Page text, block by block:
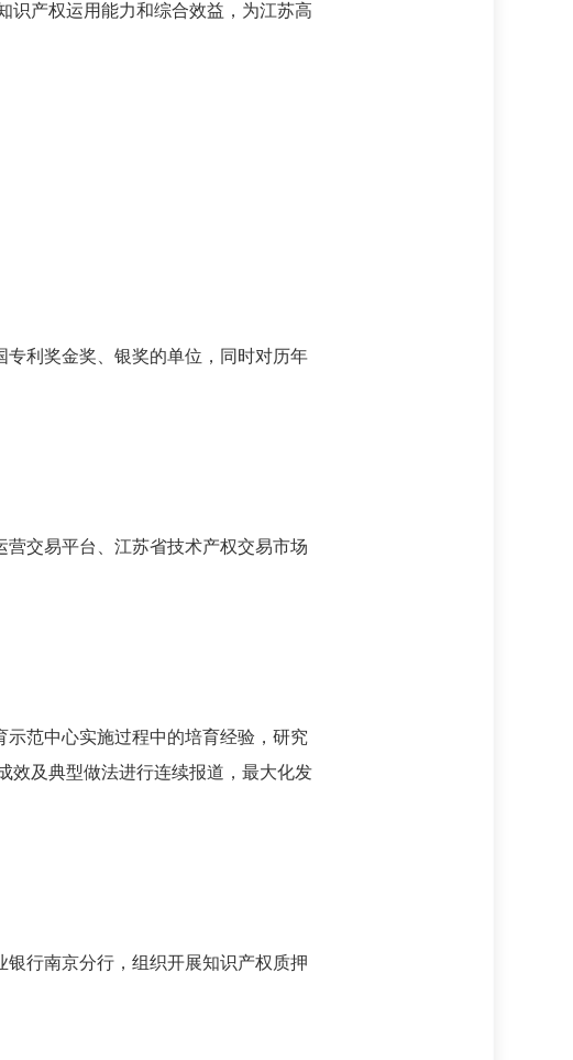
识产权运用能力和综合效益，为江苏高
利奖金奖、银奖的单位，同时对历年
交易平台、江苏省技术产权交易市场
范中心实施过程中的培育经验，研究
效及典型做法进行连续报道，最大化发
行南京分行，组织开展知识产权质押